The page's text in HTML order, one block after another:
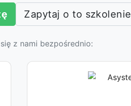
Zapytaj o to szkolenie
z nami bezpośrednio: